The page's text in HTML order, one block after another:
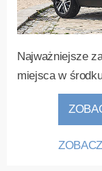
Najważniejsze
miejsca w